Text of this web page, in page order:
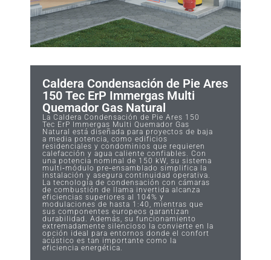
Caldera Condensación de Pie Ares
150 Tec ErP Immergas Multi
Quemador Gas Natural
La Caldera Condensación de Pie Ares 150
Tec ErP Immergas Multi Quemador Gas
Natural está diseñada para proyectos de baja
a media potencia, como edificios
residenciales y condominios que requieren
calefacción y agua caliente confiables. Con
una potencia nominal de 150 kW, su sistema
multi‑módulo pre‑ensamblado simplifica la
instalación y asegura continuidad operativa.
La tecnología de condensación con cámaras
de combustión de llama invertida alcanza
eficiencias superiores al 104% y
modulaciones de hasta 1:40, mientras que
sus componentes europeos garantizan
durabilidad. Además, su funcionamiento
extremadamente silencioso la convierte en la
opción ideal para entornos donde el confort
acústico es tan importante como la
eficiencia energética.